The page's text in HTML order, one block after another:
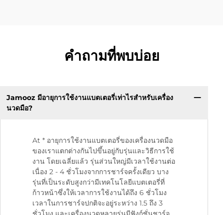
คำถามที่พบบ่อย
Jamooz มีอายุการใช้งานแบตเตอรี่เท่าไรสำหรับเครื่อง
นวดมือ?
At * อายุการใช้งานแบตเตอรี่ของเครื่องนวดมือ
ของเราแตกต่างกันไปขึ้นอยู่กับรุ่นและวิธีการใช้
งาน โดยเฉลี่ยแล้ว รุ่นส่วนใหญ่มีเวลาใช้งานต่อ
เนื่อง 2 - 4 ชั่วโมงจากการชาร์จครั้งเดียว บาง
รุ่นที่เป็นระดับสูงกว่ามีเทคโนโลยีแบตเตอรี่ที่
ก้าวหน้าซึ่งให้เวลาการใช้งานได้ถึง 6 ชั่วโมง
เวลาในการชาร์จปกติจะอยู่ระหว่าง 1.5 ถึง 3